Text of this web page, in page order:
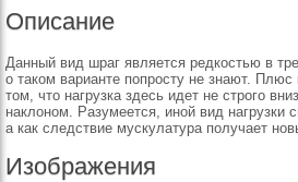
Описание
Данный вид шраг является редкостью в
о таком варианте попросту не знают. Плюс
том, что нагрузка здесь идет не строго
наклоном. Разумеется, иной вид нагрузки
а как следствие мускулатура получает
Изображения